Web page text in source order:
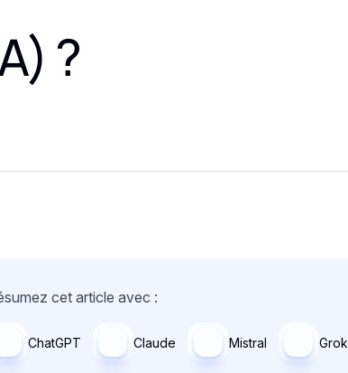
?
cet article avec :
ChatGPT Claude Mistral Grok